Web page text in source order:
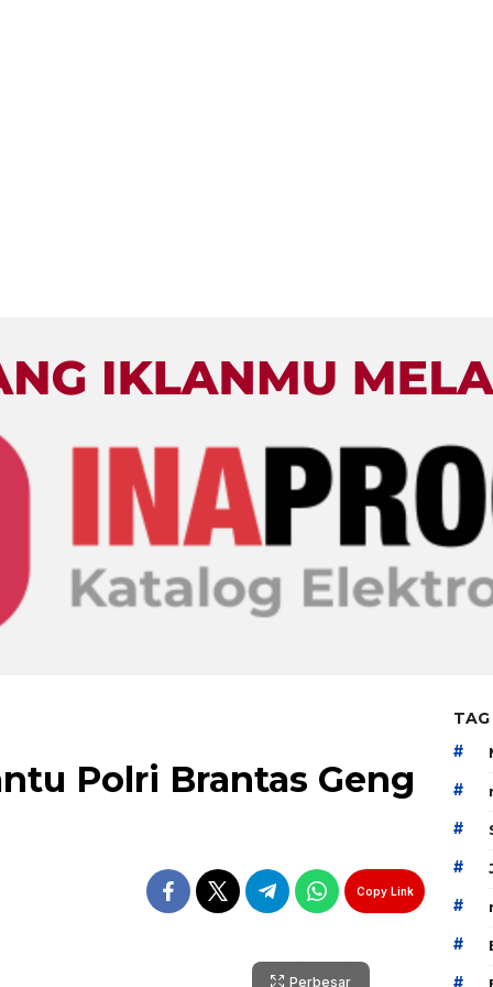
Polri Brantas Geng
Copy Link
Perbesar
TAG
#
#
#
#
#
#
#